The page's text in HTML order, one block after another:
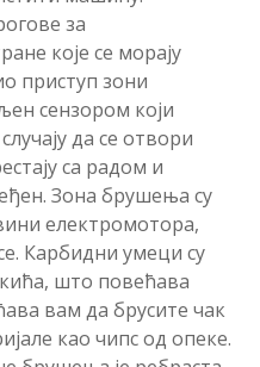
за
које се морају
приступ зони
сензором који
да се отвори
са радом и
Зона брушења су
електромотора,
Карбидни умеци су
што повећава
вам да брусите чак
као чипс од опеке.